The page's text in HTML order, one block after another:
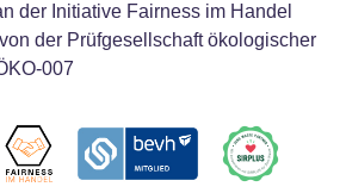
der Initiative Fairness im Handel
der Prüfgesellschaft ökologischer
007